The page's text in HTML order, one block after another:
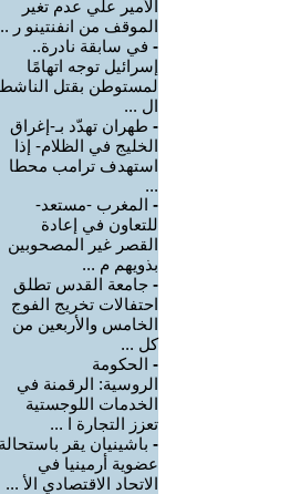
الأمير علي عدم تغير
الموقف من انفنتينو ر
- في سابقة نادرة..
إسرائيل توجه اتهامًا
لمستوطن بقتل الناشط
ال ...
- طهران تهدّد بـ-إغراق
الخليج في الظلام- إذا
استهدف ترامب محطا
...
- المغرب -مستعد-
للتعاون في إعادة
القصر غير المصحوبين
بذويهم م ...
- جامعة القدس تطلق
احتفالات تخريج الفوج
الخامس والأربعين من
كل ...
- الحكومة
الروسية: الرقمنة في
الخدمات اللوجستية
تعزز التجارة ا ...
- باشينيان يقر باستحالة
عضوية أرمينيا في
الاتحاد الاقتصادي الأ ...